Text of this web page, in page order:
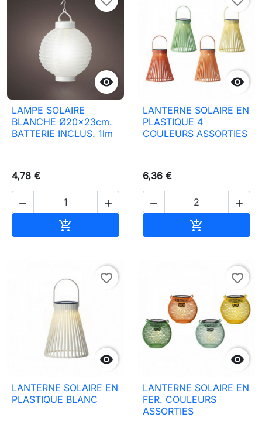

LAMPE SOLAIRE
BLANCHE Ø20x23cm.
BATTERIE INCLUS. 1lm
4,78 €
 


LANTERNE SOLAIRE EN
PLASTIQUE 4
COULEURS ASSORTIES
6,36 €
 


favorite_border
LANTERNE SOLAIRE EN
PLASTIQUE BLANC

favorite_border
LANTERNE SOLAIRE EN
FER. COULEURS
ASSORTIES